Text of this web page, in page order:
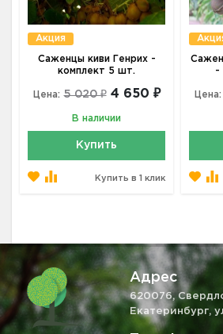
Акция
Саженцы киви Генрих -
комплект 5 шт.
Цена: 5 020 ₽ 4 650 ₽
В наличии
Купить
Купить в 1 клик
-
Цена:
Адрес
620076,
Екатеринбург,